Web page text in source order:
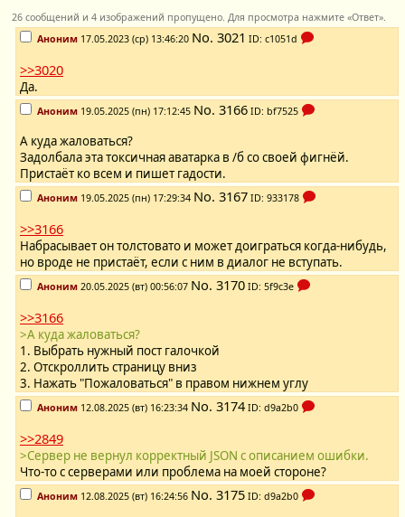
26 сообщений и 4 изображений пропущено. Для просмотра нажмите «Ответ».
Аноним 17.05.2023 (ср) 13:46:20 No. 3021 ID: c1051d
>>3020
Да.
Аноним 19.05.2025 (пн) 17:12:45 No. 3166 ID: bf7525
А куда жаловаться?
Задолбала эта токсичная аватарка в /б со своей фигнёй.
Пристаёт ко всем и пишет гадости.
Аноним 19.05.2025 (пн) 17:29:34 No. 3167 ID: 933178
>>3166
Набрасывает он толстовато и может доиграться когда-нибудь,
но вроде не пристаёт, если с ним в диалог не вступать.
Аноним 20.05.2025 (вт) 00:56:07 No. 3170 ID: 5f9c3e
>>3166
>А куда жаловаться?
1. Выбрать нужный пост галочкой
2. Отскроллить страницу вниз
3. Нажать "Пожаловаться" в правом нижнем углу
Аноним 12.08.2025 (вт) 16:23:34 No. 3174 ID: d9a2b0
>>2849
>Сервер не вернул корректный JSON с описанием ошибки.
Что-то с серверами или проблема на моей стороне?
Аноним 12.08.2025 (вт) 16:24:56 No. 3175 ID: d9a2b0